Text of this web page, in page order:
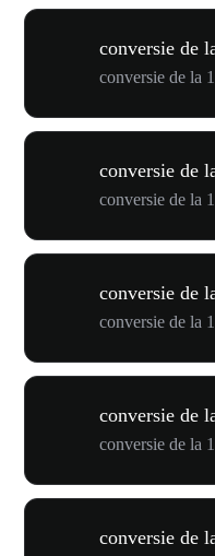
conversie de
conversie de la
conversie de
conversie de la
conversie de
conversie de la
conversie de
conversie de la
conversie de